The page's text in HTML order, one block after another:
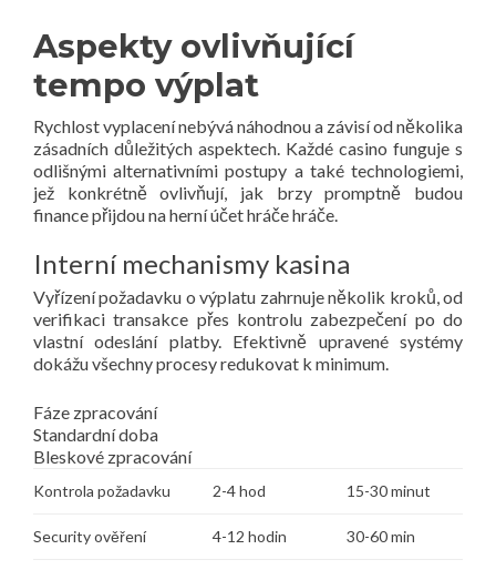
Aspekty ovlivňující
tempo výplat
Rychlost vyplacení nebývá náhodnou a závisí od několika
zásadních důležitých aspektech. Každé casino funguje s
odlišnými alternativními postupy a také technologiemi,
jež konkrétně ovlivňují, jak brzy promptně budou
finance přijdou na herní účet hráče hráče.
Interní mechanismy kasina
Vyřízení požadavku o výplatu zahrnuje několik kroků, od
verifikaci transakce přes kontrolu zabezpečení po do
vlastní odeslání platby. Efektivně upravené systémy
dokážu všechny procesy redukovat k minimum.
Fáze zpracování
Standardní doba
Bleskové zpracování
Kontrola požadavku 2-4 hod 15-30 minut
Security ověření 4-12 hodin 30-60 min